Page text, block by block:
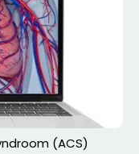
(ACS)